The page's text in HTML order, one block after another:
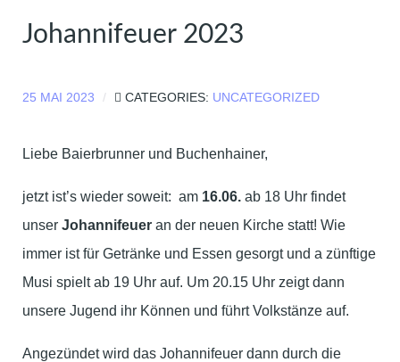
Johannifeuer 2023
25 MAI 2023 CATEGORIES: UNCATEGORIZED
Liebe Baierbrunner und Buchenhainer,
jetzt ist’s wieder soweit: am 16.06. ab 18 Uhr findet
unser Johannifeuer an der neuen Kirche statt! Wie
immer ist für Getränke und Essen gesorgt und a zünftige
Musi spielt ab 19 Uhr auf. Um 20.15 Uhr zeigt dann
unsere Jugend ihr Können und führt Volkstänze auf.
Angezündet wird das Johannifeuer dann durch die